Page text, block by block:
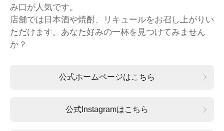
み口が人気です。
店舗では日本酒や焼酎、リキュールをお召し上がりい
ただけます。あなた好みの一杯を見つけてみません
か？
公式ホームページはこちら
公式Instagramはこちら